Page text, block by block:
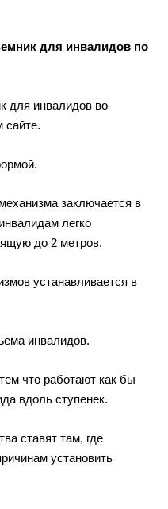
для инвалидов по
для инвалидов во
сайте.
заключается в
легко
до 2 метров.
устанавливается в
инвалидов.
что работают как бы
вдоль ступенек.
ставят там, где
установить